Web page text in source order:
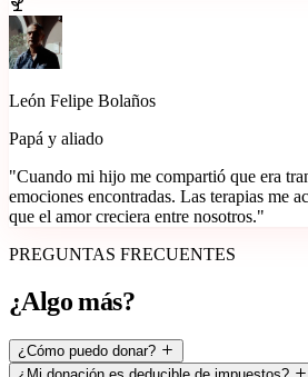
León Felipe Bolaños
Papá y aliado
"Cuando mi hijo me compartió que era
emociones encontradas. Las terapias me
que el amor creciera entre nosotros."
PREGUNTAS FRECUENTES
¿Algo más?
¿Cómo puedo donar?
¿Mi donación es deducible de impuestos?